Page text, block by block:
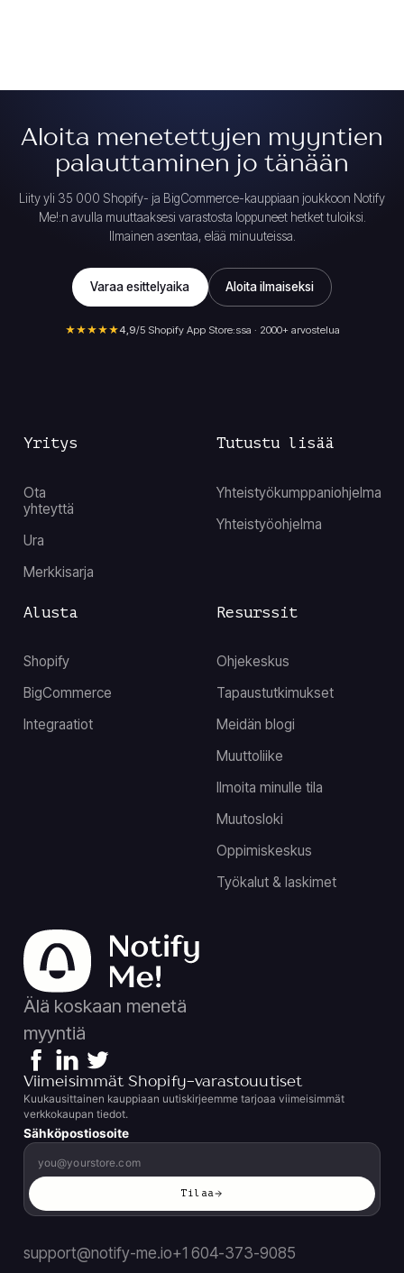
Aloita menetettyjen myyntien
palauttaminen jo tänään
Liity yli 35 000 Shopify- ja BigCommerce-kauppiaan joukkoon Notify
Me!:n avulla muuttaaksesi varastosta loppuneet hetket tuloiksi.
Ilmainen asentaa, elää minuuteissa.
Varaa esittelyaika Aloita ilmaiseksi
★★★★★4,9/5 Shopify App Store:ssa · 2000+ arvostelua
Yritys
Ota
yhteyttä
Ura
Merkkisarja
Resurssit
Ohjekeskus
Tapaustutkimukset
Meidän blogi
Muuttoliike
Ilmoita minulle tila
Muutosloki
Oppimiskeskus
Työkalut & laskimet
Tutustu lisää
Yhteistyökumppaniohjelma
Yhteistyöohjelma
Alusta
Shopify
BigCommerce
Integraatiot
Älä koskaan menetä
myyntiä
Viimeisimmät Shopify-varastouutiset
Kuukausittainen kauppiaan uutiskirjeemme tarjoaa viimeisimmät
verkkokaupan tiedot.
Sähköpostiosoite
Tilaa
support@notify-me.io+1 604-373-9085